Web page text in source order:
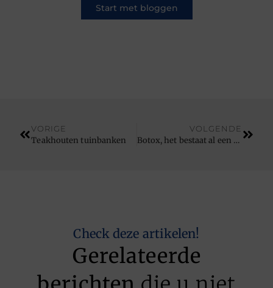
Start met bloggen
VORIGE
Teakhouten tuinbanken
VOLGENDE
Botox, het bestaat al een tijdje.
Check deze artikelen!
Gerelateerde